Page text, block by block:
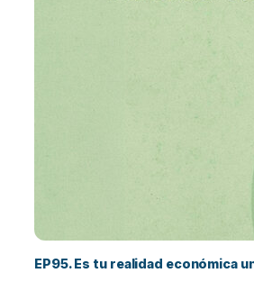
EP95. Es tu realidad económica